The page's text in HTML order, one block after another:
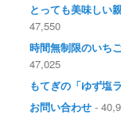
とっても美味しい
47,550
時間無制限のいち
47,025
もてぎの「ゆず塩
お問い合わせ -